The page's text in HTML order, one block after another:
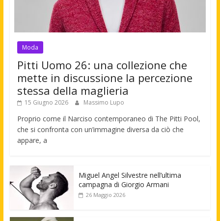
Moda
Pitti Uomo 26: una collezione che
mette in discussione la percezione
stessa della maglieria
15 Giugno 2026 Massimo Lupo
Proprio come il Narciso contemporaneo di The Pitti Pool,
che si confronta con un’immagine diversa da ciò che
appare, a
Miguel Angel Silvestre nell’ultima
campagna di Giorgio Armani
26 Maggio 2026